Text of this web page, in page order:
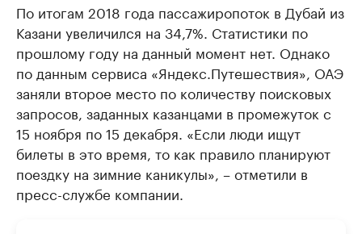
По итогам 2018 года пассажиропоток в Дубай из
Казани увеличился на 34,7%. Статистики по
прошлому году на данный момент нет. Однако
по данным сервиса «Яндекс.Путешествия», ОАЭ
заняли второе место по количеству поисковых
запросов, заданных казанцами в промежуток с
15 ноября по 15 декабря. «Если люди ищут
билеты в это время, то как правило планируют
поездку на зимние каникулы», – отметили в
пресс-службе компании.